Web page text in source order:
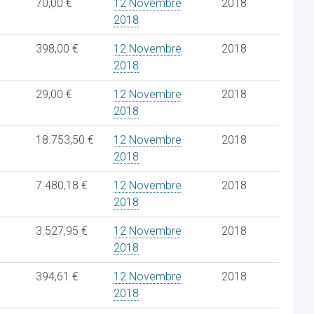
70,00 €
12 Novembre
2018
2018
398,00 €
12 Novembre
2018
2018
29,00 €
12 Novembre
2018
2018
18.753,50 €
12 Novembre
2018
2018
7.480,18 €
12 Novembre
2018
2018
3.527,95 €
12 Novembre
2018
2018
394,61 €
12 Novembre
2018
2018